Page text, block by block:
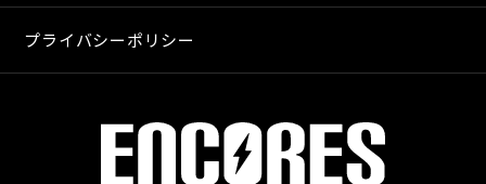
プライバシーポリシー